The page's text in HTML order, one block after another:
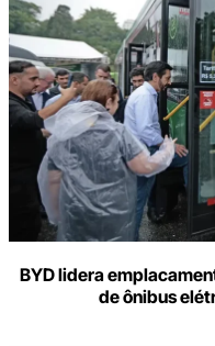
BYD lidera
de ônibus